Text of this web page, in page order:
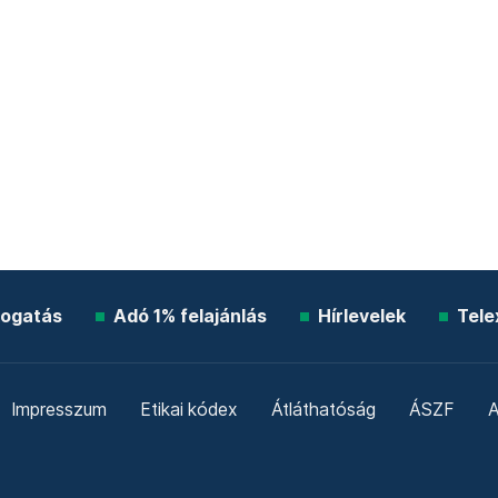
Adó 1% felajánlás Hírlevelek
Impresszum Etikai kódex Átláthatóság ÁSZF